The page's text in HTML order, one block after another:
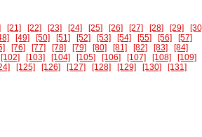
[21] [22] [23] [24] [25] [26] [27] [28] [29]
[49] [50] [51] [52] [53] [54] [55] [56]
[57]
[76] [77] [78] [79] [80] [81] [82] [83]
[84]
[102] [103] [104] [105] [106] [107] [108]
[109]
[125] [126] [127] [128] [129] [130]
[131]